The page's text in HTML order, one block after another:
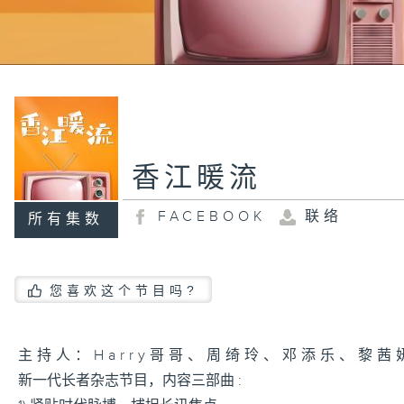
所有集数
香江暖流
FACEBOOK 联络
您喜欢这个节目吗?
主持人：Harry哥哥、周绮玲、邓添乐、黎茜
新一代长者杂志节目，内容三部曲 :